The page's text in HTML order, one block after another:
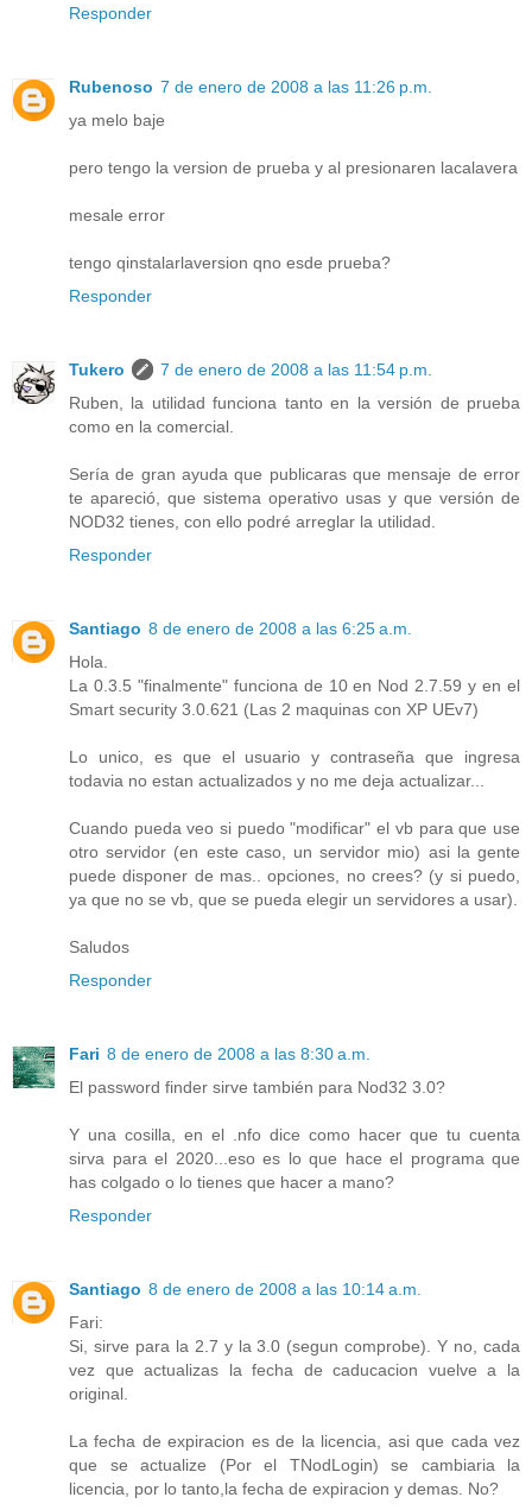
Responder
Rubenoso 7 de enero de 2008 a las 11:26 p.m.
ya melo baje
pero tengo la version de prueba y al presionaren lacalavera
mesale error
tengo qinstalarlaversion qno esde prueba?
Responder
Tukero
7 de enero de 2008 a las 11:54 p.m.
Ruben, la utilidad funciona tanto en la versión de prueba
como en la comercial.
Sería de gran ayuda que publicaras que mensaje de error
te apareció, que sistema operativo usas y que versión de
NOD32 tienes, con ello podré arreglar la utilidad.
Responder
Santiago 8 de enero de 2008 a las 6:25 a.m.
Hola.
La 0.3.5 "finalmente" funciona de 10 en Nod 2.7.59 y en el
Smart security 3.0.621 (Las 2 maquinas con XP UEv7)
Lo unico, es que el usuario y contraseña que ingresa
todavia no estan actualizados y no me deja actualizar...
Cuando pueda veo si puedo "modificar" el vb para que use
otro servidor (en este caso, un servidor mio) asi la gente
puede disponer de mas.. opciones, no crees? (y si puedo,
ya que no se vb, que se pueda elegir un servidores a usar).
Saludos
Responder
Fari 8 de enero de 2008 a las 8:30 a.m.
El password finder sirve también para Nod32 3.0?
Y una cosilla, en el .nfo dice como hacer que tu cuenta
sirva para el 2020...eso es lo que hace el programa que
has colgado o lo tienes que hacer a mano?
Responder
Santiago 8 de enero de 2008 a las 10:14 a.m.
Fari:
Si, sirve para la 2.7 y la 3.0 (segun comprobe). Y no, cada
vez que actualizas la fecha de caducacion vuelve a la
original.
La fecha de expiracion es de la licencia, asi que cada vez
que se actualize (Por el TNodLogin) se cambiaria la
licencia, por lo tanto,la fecha de expiracion y demas. No?